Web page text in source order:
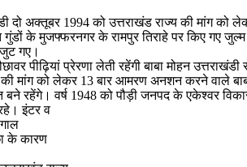
दो अक्तूबर 1994 को उत्तराखंड राज्य की मांग को
के मुजफ्फरनगर के रामपुर तिराहे पर किए गए
गए।
पीढ़ियां प्रेरणा लेती रहेंगी बाबा मोहन
मांग को लेकर 13 बार आमरण अनशन करने वाले
रहेंगे। वर्ष 1948 को पौड़ी जनपद के एकेश्वर
इंटर व
के कारण